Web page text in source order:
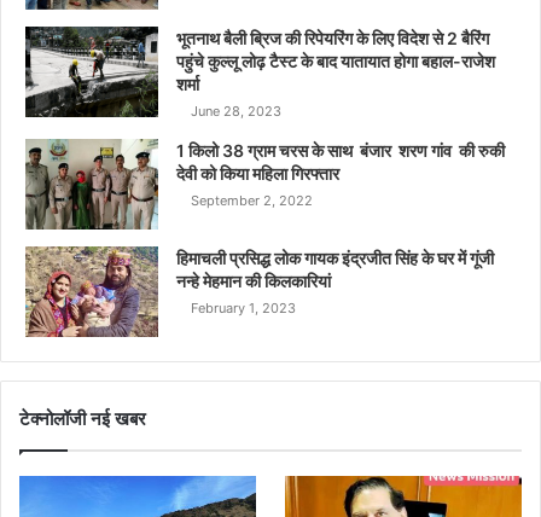
भूतनाथ बैली ब्रिज की रिपेयरिंग के लिए विदेश से 2 बैरिंग
पहुंचे कुल्लू लोढ़ टैस्ट के बाद यातायात होगा बहाल-राजेश
शर्मा
June 28, 2023
1 किलो 38 ग्राम चरस के साथ बंजार शरण गांव की रुकी
देवी को किया महिला गिरफ्तार
September 2, 2022
हिमाचली प्रसिद्ध लोक गायक इंद्रजीत सिंह के घर में गूंजी
नन्हे मेहमान की किलकारियां
February 1, 2023
टेक्नोलॉजी नई खबर